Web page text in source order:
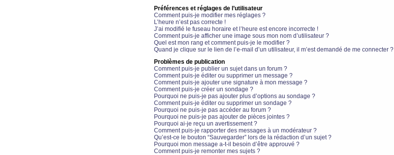
Préférences et réglages de l’utilisateur
Comment puis-je modifier mes réglages ?
L’heure n’est pas correcte !
J’ai modifié le fuseau horaire et l’heure est encore incorrecte !
Comment puis-je afficher une image sous mon nom d’utilisateur ?
Quel est mon rang et comment puis-je le modifier ?
Quand je clique sur le lien de l’e-mail d’un utilisateur, il m’est demandé de me connecter ?
Problèmes de publication
Comment puis-je publier un sujet dans un forum ?
Comment puis-je éditer ou supprimer un message ?
Comment puis-je ajouter une signature à mon message ?
Comment puis-je créer un sondage ?
Pourquoi ne puis-je pas ajouter plus d’options au sondage ?
Comment puis-je éditer ou supprimer un sondage ?
Pourquoi ne puis-je pas accéder au forum ?
Pourquoi ne puis-je pas ajouter de pièces jointes ?
Pourquoi ai-je reçu un avertissement ?
Comment puis-je rapporter des messages à un modérateur ?
Qu’est-ce le bouton “Sauvegarder” lors de la rédaction d’un sujet ?
Pourquoi mon message a-t-il besoin d’être approuvé ?
Comment puis-je remonter mes sujets ?